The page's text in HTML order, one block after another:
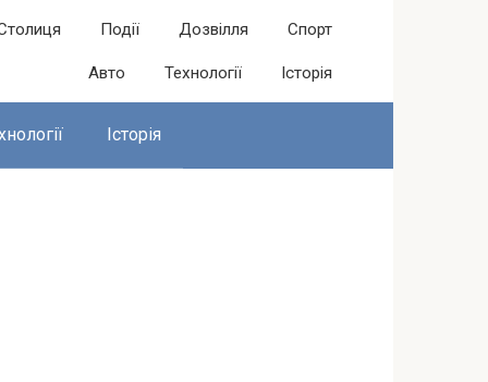
Події Дозвілля Спорт
Авто Технології Історія
Історія